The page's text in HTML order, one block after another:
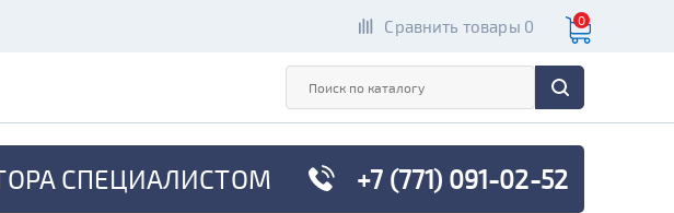
Сравнить товары 0 0
СПЕЦИАЛИСТОМ +7 (771) 091-02-52